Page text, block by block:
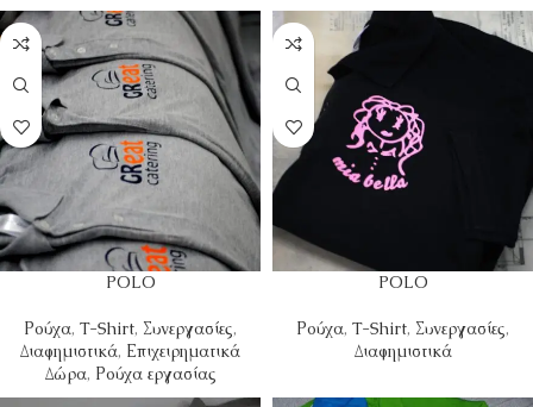
POLO
Ρούχα, T-Shirt, Συνεργασίες,
Διαφημιστικά, Επιχειρηματικά
Δώρα, Ρούχα εργασίας
POLO
Ρούχα, T-Shirt, Συνεργασίες,
Διαφημιστικά